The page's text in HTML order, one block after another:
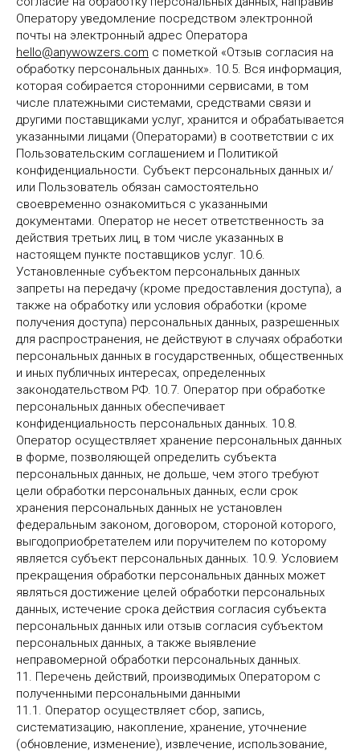
Оператору уведомление посредством электронной
почты на электронный адрес Оператора
hello@anywowzers.com с пометкой «Отзыв согласия на
обработку персональных данных». 10.5. Вся информация,
которая собирается сторонними сервисами, в том
числе платежными системами, средствами связи и
другими поставщиками услуг, хранится и обрабатывается
указанными лицами (Операторами) в соответствии с их
Пользовательским соглашением и Политикой
конфиденциальности. Субъект персональных данных и/
или Пользователь обязан самостоятельно
своевременно ознакомиться с указанными
документами. Оператор не несет ответственность за
действия третьих лиц, в том числе указанных в
настоящем пункте поставщиков услуг. 10.6.
Установленные субъектом персональных данных
запреты на передачу (кроме предоставления доступа), а
также на обработку или условия обработки (кроме
получения доступа) персональных данных, разрешенных
для распространения, не действуют в случаях обработки
персональных данных в государственных, общественных
и иных публичных интересах, определенных
законодательством РФ. 10.7. Оператор при обработке
персональных данных обеспечивает
конфиденциальность персональных данных. 10.8.
Оператор осуществляет хранение персональных данных
в форме, позволяющей определить субъекта
персональных данных, не дольше, чем этого требуют
цели обработки персональных данных, если срок
хранения персональных данных не установлен
федеральным законом, договором, стороной которого,
выгодоприобретателем или поручителем по которому
является субъект персональных данных. 10.9. Условием
прекращения обработки персональных данных может
являться достижение целей обработки персональных
данных, истечение срока действия согласия субъекта
персональных данных или отзыв согласия субъектом
персональных данных, а также выявление
неправомерной обработки персональных данных.
11. Перечень действий, производимых Оператором с
полученными персональными данными
11.1. Оператор осуществляет сбор, запись,
систематизацию, накопление, хранение, уточнение
(обновление, изменение), извлечение, использование,